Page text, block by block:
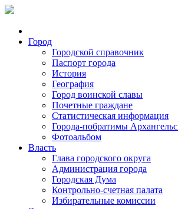
Город
Городской справочник
Паспорт города
История
География
Город воинской славы
Почетные граждане
Статистическая информация
Города-побратимы
Фотоальбом
Власть
Глава городского округа
Администрация города
Городская Дума
Контрольно-счетная палата
Избирательные комиссии